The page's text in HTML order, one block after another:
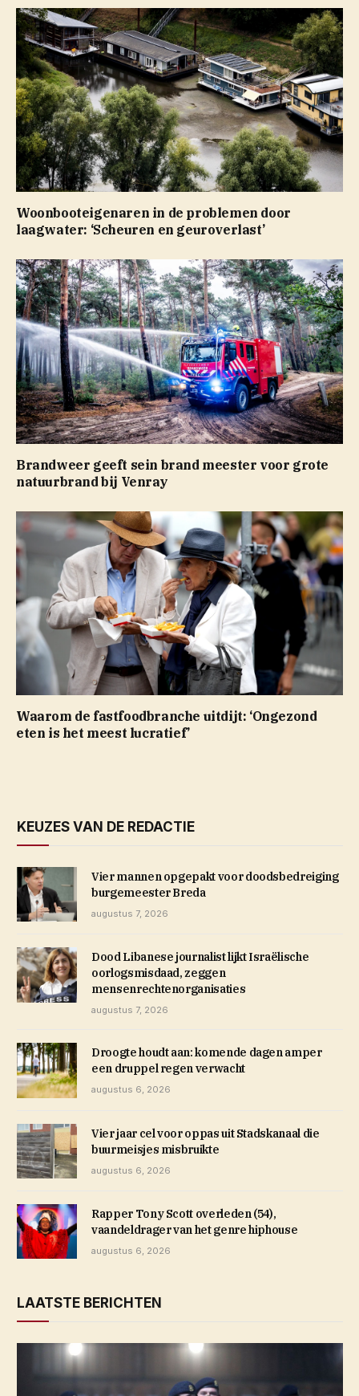
Woonbooteigenaren in de problemen door
laagwater: ‘Scheuren en geuroverlast’
Brandweer geeft sein brand meester voor grote
natuurbrand bij Venray
Waarom de fastfoodbranche uitdijt: ‘Ongezond
eten is het meest lucratief’
KEUZES VAN DE REDACTIE
Vier mannen opgepakt voor doodsbedreiging
burgemeester Breda
augustus 7, 2026
Dood Libanese journalist lijkt Israëlische
oorlogsmisdaad, zeggen
mensenrechtenorganisaties
augustus 7, 2026
Droogte houdt aan: komende dagen amper
een druppel regen verwacht
augustus 6, 2026
Vier jaar cel voor oppas uit Stadskanaal die
buurmeisjes misbruikte
augustus 6, 2026
Rapper Tony Scott overleden (54),
vaandeldrager van het genre hiphouse
augustus 6, 2026
LAATSTE BERICHTEN